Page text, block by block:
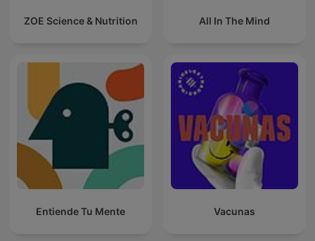
ZOE Science & Nutrition All In The Mind
Entiende Tu Mente Vacunas